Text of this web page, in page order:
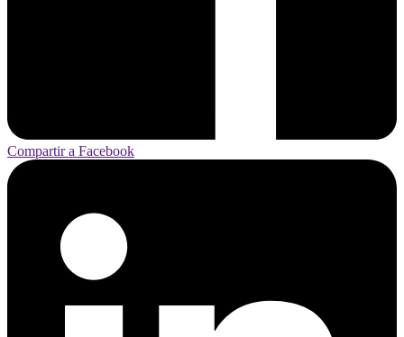
Compartir a Facebook